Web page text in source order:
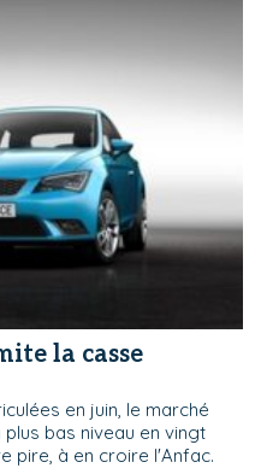
la casse
en juin, le marché
bas niveau en vingt
pire, à en croire l'Anfac.